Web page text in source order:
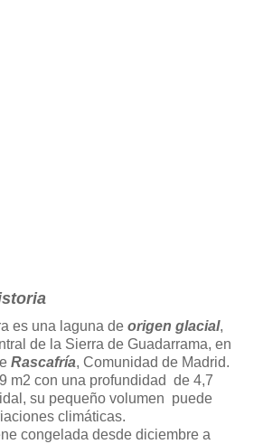
es una laguna de origen glacial,
de la Sierra de Guadarrama, en
Rascafría, Comunidad de Madrid.
m2 con una profundidad de 4,7
su pequeño volumen puede
climáticas.
congelada desde diciembre a